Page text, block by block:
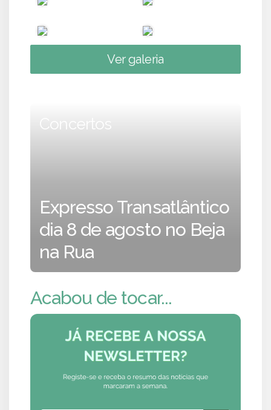
Ver galeria
Concertos
Expresso Transatlântico
dia 8 de agosto no Beja
na Rua
Acabou de tocar...